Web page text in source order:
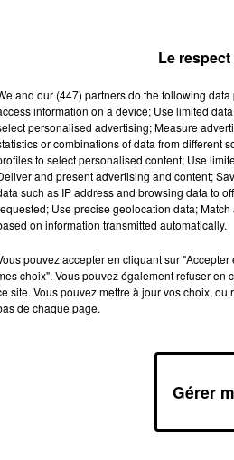
DU 28/10/2024 À
Le
and our (447) partnersdo the following
information on a device; Use limited
personalised advertising; Measure
or combinations of data from different
to select personalised content; Use
and present advertising and content;
such as IP address and browsing data to
Use precise geolocation data;
on information transmitted automatically.
pouvez accepter en cliquant sur
choix". Vous pouvez également refuser
site. Vous pouvez mettre à jour vos choix,
de chaque page.
Gérer